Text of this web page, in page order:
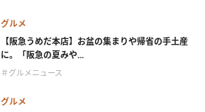
グルメ
【阪急うめだ本店】お盆の集まりや帰省の手土産
に。「阪急の夏みや...
＃グルメニュース
グルメ